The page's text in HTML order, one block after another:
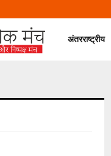
अंतरराष्ट्रीय